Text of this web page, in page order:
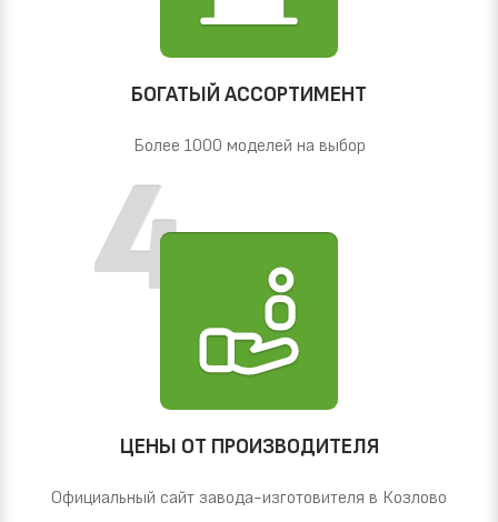
БОГАТЫЙ АССОРТИМЕНТ
Более 1000 моделей на выбор
ЦЕНЫ ОТ ПРОИЗВОДИТЕЛЯ
Официальный сайт завода-изготовителя в Козлово